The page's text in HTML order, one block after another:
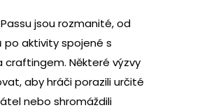
jsou rozmanité, od
po aktivity spojené s
craftingem. Některé výzvy
aby hráči porazili určité
nebo shromáždili